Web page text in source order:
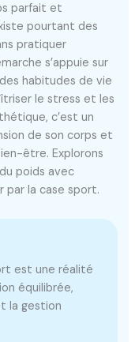
parfait et
pourtant des
pratiquer
s’appuie sur
habitudes de vie
le stress et les
c’est un
de son corps et
être. Explorons
poids avec
par la case sport.
est une réalité
équilibrée,
la gestion